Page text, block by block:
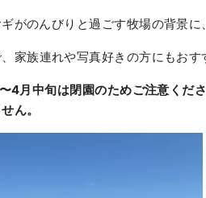
がのんびりと過ごす牧場の背景
家族連れや写真好きの方にもおす
4月中旬は閉園のためご注意くだ
ん。